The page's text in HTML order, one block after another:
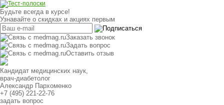
Будьте всегда в курсе!
Узнавайте о скидках и акциях первым
Заказать звонок
Задать вопрос
Оставить отзыв
Кандидат медицинских наук,
врач-диабетолог
Александр Пархоменко
+7 (495) 221-22-76
задать вопрос